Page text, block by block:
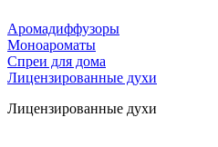
Аромадиффузоры
Моноароматы
Спреи для дома
Лицензированные духи
Лицензированные духи